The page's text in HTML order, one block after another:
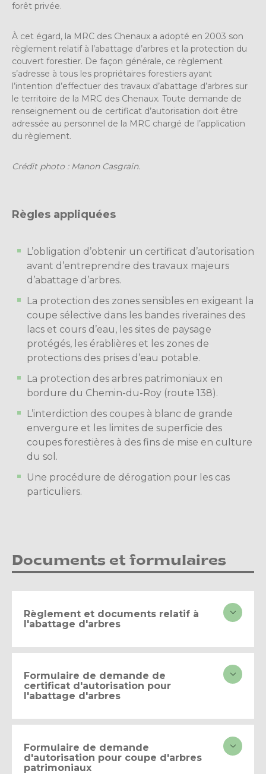
forêt privée.
À cet égard, la MRC des Chenaux a adopté en 2003 son
règlement relatif à l’abattage d’arbres et la protection du
couvert forestier. De façon générale, ce règlement
s’adresse à tous les propriétaires forestiers ayant
l’intention d’effectuer des travaux d’abattage d’arbres sur
le territoire de la MRC des Chenaux. Toute demande de
renseignement ou de certificat d’autorisation doit être
adressée au personnel de la MRC chargé de l’application
du règlement.
Crédit photo : Manon Casgrain.
Règles appliquées
L’obligation d’obtenir un certificat d’autorisation
avant d’entreprendre des travaux majeurs
d’abattage d’arbres.
La protection des zones sensibles en exigeant la
coupe sélective dans les bandes riveraines des
lacs et cours d’eau, les sites de paysage
protégés, les érablières et les zones de
protections des prises d’eau potable.
La protection des arbres patrimoniaux en
bordure du Chemin-du-Roy (route 138).
L’interdiction des coupes à blanc de grande
envergure et les limites de superficie des
coupes forestières à des fins de mise en culture
du sol.
Une procédure de dérogation pour les cas
particuliers.
Documents et formulaires
Règlement et documents relatif à
l'abattage d'arbres
Formulaire de demande de
certificat d'autorisation pour
l'abattage d'arbres
Formulaire de demande
d'autorisation pour coupe d'arbres
patrimoniaux